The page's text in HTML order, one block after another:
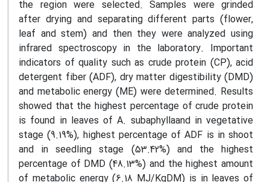
the region were selected. Samples were grinded
after drying and separating different parts (flower,
leaf and stem) and then they were analyzed using
infrared spectroscopy in the laboratory. Important
indicators of quality such as crude protein (CP), acid
detergent fiber (ADF), dry matter digestibility (DMD)
and metabolic energy (ME) were determined. Results
showed that the highest percentage of crude protein
is found in leaves of A. subaphyllaand in vegetative
stage (9.19%), highest percentage of ADF is in shoot
and in seedling stage (53.42%) and the highest
percentage of DMD (48.13%) and the highest amount
of metabolic energy (6.18 MJ/KgDM) is in leaves of